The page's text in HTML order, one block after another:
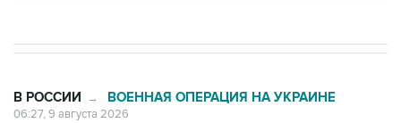
В РОССИИ → ВОЕННАЯ ОПЕРАЦИЯ НА УКРАИНЕ
06:27, 9 августа 2026